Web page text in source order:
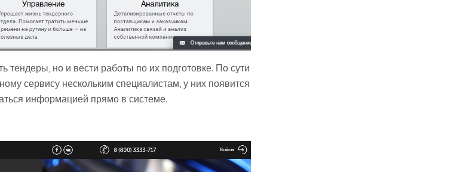
тендеры, но и вести работы по их подготовке. По сути
сервису нескольким специалистам, у них появится
информацией прямо в системе.